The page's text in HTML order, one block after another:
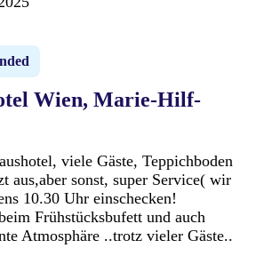
Wien, Marie-Hilf-
viele Gäste, Teppichboden
aus,aber sonst, super Service( wir
10.30 Uhr einschecken!
Frühstücksbufett und auch
Atmosphäre ..trotz vieler Gäste..